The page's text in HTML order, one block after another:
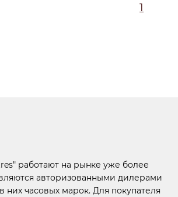
1
работают на рынке уже более
авторизованными дилерами
них часовых марок. Для покупателя